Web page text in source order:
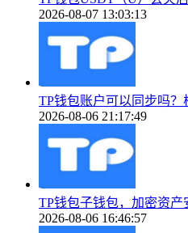
2026-08-07 13:03:13
TP钱包账户可以同步吗
2026-08-06 21:17:49
TP钱包子钱包，加密资
2026-08-06 16:46:57